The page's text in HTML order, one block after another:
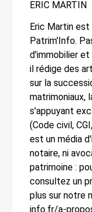
ERIC MARTIN
Eric Martin
Patrim'Info.
d'immobilier et
il rédige des
sur la
matrimoniaux,
s'appuyant
(Code civil,
est un média
notaire, ni
patrimoine :
consultez un
plus sur notre
info.fr/a-